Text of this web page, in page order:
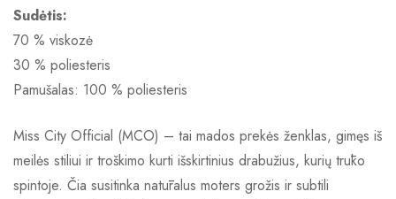
Sudėtis:
70 % viskozė
30 % poliesteris
Pamušalas: 100 % poliesteris
Miss City Official (MCO) – tai mados prekės ženklas, gimęs iš
meilės stiliui ir troškimo kurti išskirtinius drabužius, kurių trūko
spintoje. Čia susitinka natūralus moters grožis ir subtili